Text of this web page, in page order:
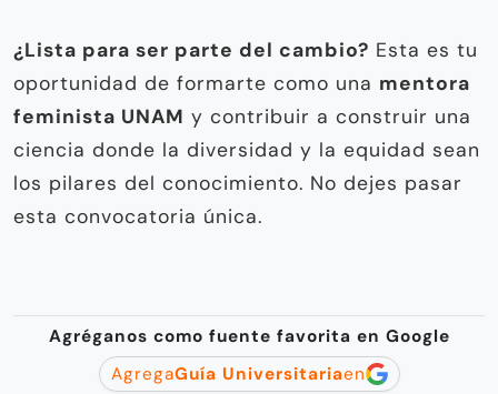
¿Lista para ser parte del cambio? Esta es tu
oportunidad de formarte como una mentora
feminista UNAM y contribuir a construir una
ciencia donde la diversidad y la equidad sean
los pilares del conocimiento. No dejes pasar
esta convocatoria única.
Agréganos como fuente favorita en Google
AgregaGuía Universitariaen